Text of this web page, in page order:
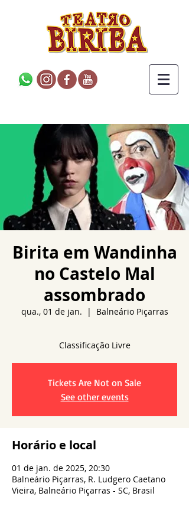
Birita em Wandinha
no Castelo Mal
assombrado
qua., 01 de jan.
  |
Balneário Piçarras
Classificação Livre
Tickets Are Not on Sale
See other events
Horário e local
01 de jan. de 2025, 20:30
Balneário Piçarras, R. Ludgero Caetano
Vieira, Balneário Piçarras - SC, Brasil